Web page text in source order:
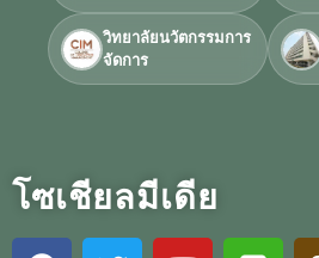
วิทยาลัยนวัตกรรมการ
จัดการ
โซเชียลมีเดีย